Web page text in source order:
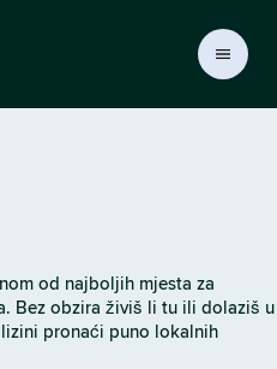
od najboljih mjesta za
Bez obzira živiš li tu ili dolaziš u
pronaći puno lokalnih